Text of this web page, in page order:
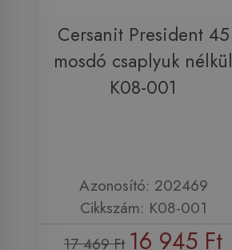
Cersanit President 45
mosdó csaplyuk nélkül
K08-001
Azonosító: 202469
Cikkszám: K08-001
17 469 Ft 16 945 Ft